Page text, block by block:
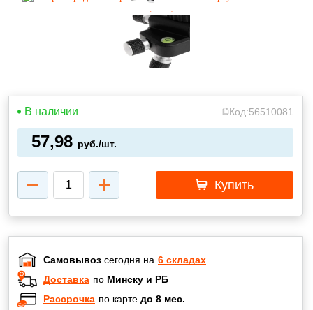
В наличии Код:56510081
57,98 руб./шт.
Купить
Самовывоз сегодня на 6 складах
Доставка по Минску и РБ
Рассрочка по карте до 8 мес.